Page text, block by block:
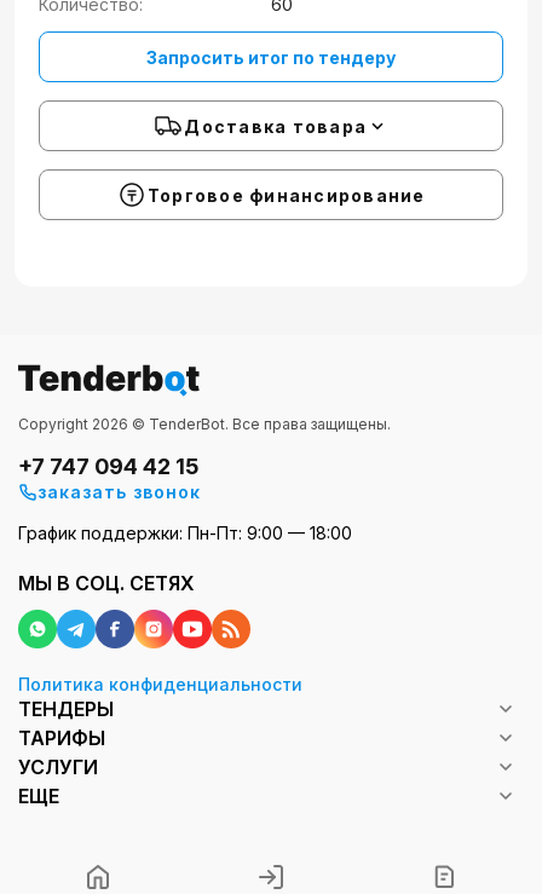
Количество:
60
Запросить итог по тендеру
Доставка товара
Торговое финансирование
Copyright 2026 © TenderBot. Все права защищены.
+7 747 094 42 15
заказать звонок
График поддержки: Пн-Пт: 9:00 — 18:00
МЫ В СОЦ. СЕТЯХ
Политика конфиденциальности
ТЕНДЕРЫ
ТАРИФЫ
УСЛУГИ
ЕЩЕ